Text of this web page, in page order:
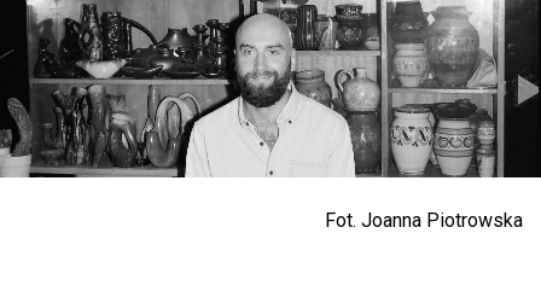
Fot. Joanna Piotrowska